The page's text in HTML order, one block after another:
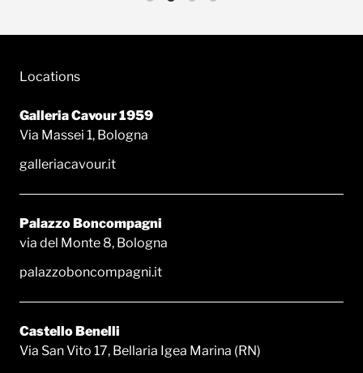
Locations
Galleria Cavour 1959
Via Massei 1, Bologna
galleriacavour.it
Palazzo Boncompagni
via del Monte 8, Bologna
palazzoboncompagni.it
Castello Benelli
Via San Vito 17, Bellaria Igea Marina (RN)